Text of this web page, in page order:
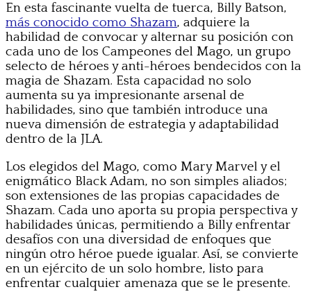
En esta fascinante vuelta de tuerca, Billy Batson,
más conocido como Shazam, adquiere la
habilidad de convocar y alternar su posición con
cada uno de los Campeones del Mago, un grupo
selecto de héroes y anti-héroes bendecidos con la
magia de Shazam. Esta capacidad no solo
aumenta su ya impresionante arsenal de
habilidades, sino que también introduce una
nueva dimensión de estrategia y adaptabilidad
dentro de la JLA.
Los elegidos del Mago, como Mary Marvel y el
enigmático Black Adam, no son simples aliados;
son extensiones de las propias capacidades de
Shazam. Cada uno aporta su propia perspectiva y
habilidades únicas, permitiendo a Billy enfrentar
desafíos con una diversidad de enfoques que
ningún otro héroe puede igualar. Así, se convierte
en un ejército de un solo hombre, listo para
enfrentar cualquier amenaza que se le presente.